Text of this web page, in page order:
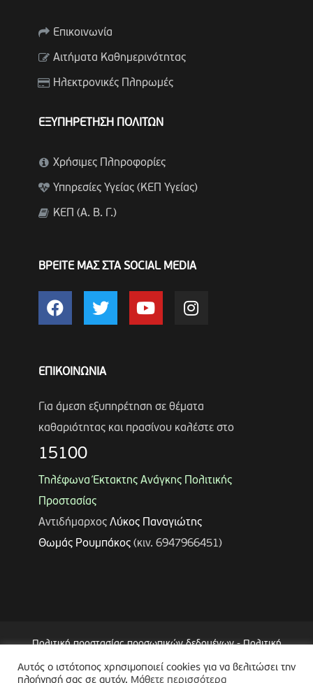
Επικοινωνία
Αιτήματα Καθημερινότητας
Ηλεκτρονικές Πληρωμές
ΕΞΥΠΗΡΕΤΗΣΗ ΠΟΛΙΤΩΝ
Χρήσιμες Πληροφορίες
Υπηρεσίες Υγείας (ΚΕΠ Υγείας)
ΚΕΠ (Α. Β. Γ.)
ΒΡΕΙΤΕ ΜΑΣ ΣΤΑ SOCIAL MEDIA
ΕΠΙΚΟΙΝΩΝΙΑ
Για άμεση εξυπηρέτηση σε θέματα
καθαριότητας και πρασίνου καλέστε στο
15100
Τηλέφωνα Έκτακτης Ανάγκης Πολιτικής
Προστασίας
Αντιδήμαρχος Λύκος Παναγιώτης
Θωμάς Ρουμπάκος(κιν. 6947966451)
Πολιτική προστασίας προσωπικών δεδομένων-Πολιτική
Επεξεργασίας Δεδομένων μέσω Συστήματος Βιντεοεπιτήρησης
(CCTV)-Δήλωση Προσβασιμότητας
Αυτός ο ιστότοπος χρησιμοποιεί cookies για να βελιτώσει την
πλοήγησή σας σε αυτόν. Μάθετε περισσότερα